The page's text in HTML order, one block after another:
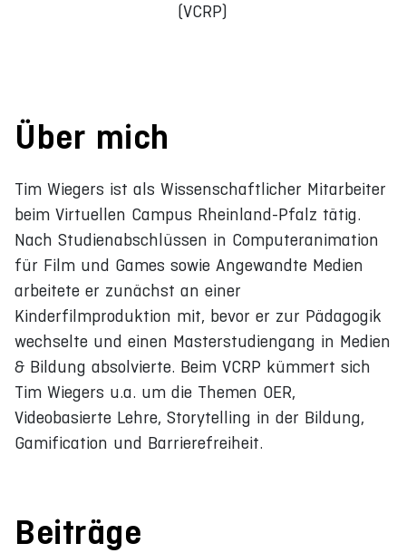
(VCRP)
Über mich
Tim Wiegers ist als Wissenschaftlicher Mitarbeiter
beim Virtuellen Campus Rheinland-Pfalz tätig.
Nach Studienabschlüssen in Computeranimation
für Film und Games sowie Angewandte Medien
arbeitete er zunächst an einer
Kinderfilmproduktion mit, bevor er zur Pädagogik
wechselte und einen Masterstudiengang in Medien
& Bildung absolvierte. Beim VCRP kümmert sich
Tim Wiegers u.a. um die Themen OER,
Videobasierte Lehre, Storytelling in der Bildung,
Gamification und Barrierefreiheit.
Beiträge